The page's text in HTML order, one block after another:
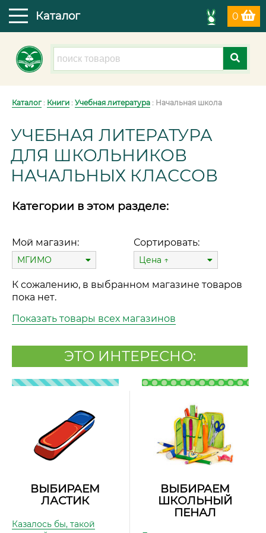
0
Каталог
Каталог: Книги : Учебная литература : Начальная школа
УЧЕБНАЯ ЛИТЕРАТУРА
ДЛЯ ШКОЛЬНИКОВ
НАЧАЛЬНЫХ КЛАССОВ
Категории в этом разделе:
Мой магазин:
МГИМО
Сортировать:
Цена ↑
К сожалению, в выбранном магазине товаров
пока нет.
Показать товары всех магазинов
ЭТО ИНТЕРЕСНО:
ВЫБИРАЕМ
ЛАСТИК
Казалось бы, такой
ВЫБИРАЕМ
ШКОЛЬНЫЙ
ПЕНАЛ